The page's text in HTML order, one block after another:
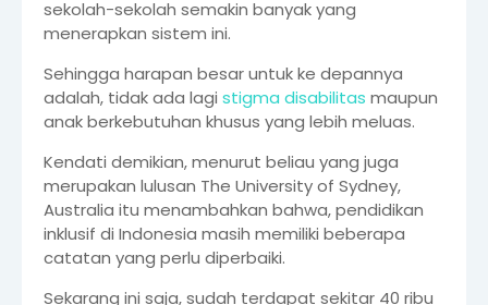
sekolah-sekolah semakin banyak yang
menerapkan sistem ini.
Sehingga harapan besar untuk ke depannya
adalah, tidak ada lagi stigma disabilitas maupun
anak berkebutuhan khusus yang lebih meluas.
Kendati demikian, menurut beliau yang juga
merupakan lulusan The University of Sydney,
Australia itu menambahkan bahwa, pendidikan
inklusif di Indonesia masih memiliki beberapa
catatan yang perlu diperbaiki.
Sekarang ini saja, sudah terdapat sekitar 40 ribu